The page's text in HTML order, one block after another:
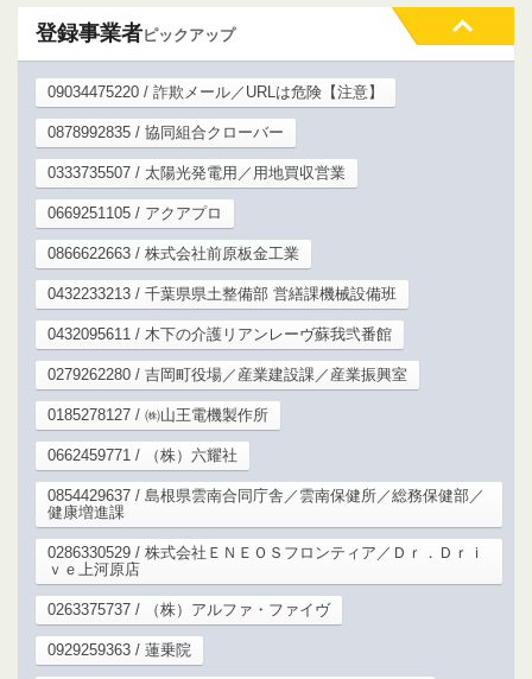
登録事業者ピックアップ
09034475220 / 詐欺メール／URLは危険【注意】
0878992835 / 協同組合クローバー
0333735507 / 太陽光発電用／用地買収営業
0669251105 / アクアプロ
0866622663 / 株式会社前原板金工業
0432233213 / 千葉県県土整備部 営繕課機械設備班
0432095611 / 木下の介護リアンレーヴ蘇我弐番館
0279262280 / 吉岡町役場／産業建設課／産業振興室
0185278127 / ㈱山王電機製作所
0662459771 / （株）六耀社
0854429637 / 島根県雲南合同庁舎／雲南保健所／総務保健部／
健康増進課
0286330529 / 株式会社ＥＮＥＯＳフロンティア／Ｄｒ．Ｄｒｉ
ｖｅ上河原店
0263375737 / （株）アルファ・ファイヴ
0929259363 / 蓮乗院